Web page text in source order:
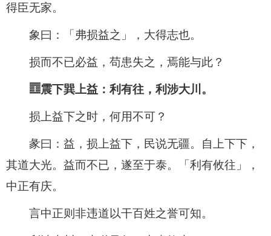
得臣无家。
象曰：「弗损益之」，大得志也。
损而不已必益，苟患失之，焉能与此？
䷩震下巽上益：利有往，利涉大川。
损上益下之时，何用不可？
彖曰：益，损上益下，民说无疆。自上下下，
其道大光。益而不已，遂至于泰。「利有攸往」，
中正有庆。
言中正则非违道以干百姓之誉可知。